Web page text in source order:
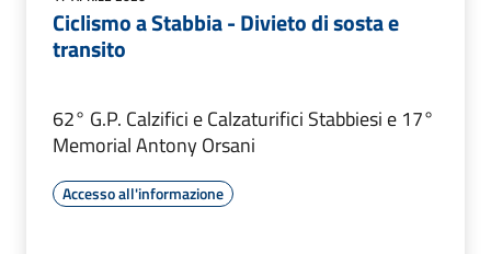
Ciclismo a Stabbia - Divieto di sosta e
transito
62° G.P. Calzifici e Calzaturifici Stabbiesi e 17°
Memorial Antony Orsani
Accesso all'informazione